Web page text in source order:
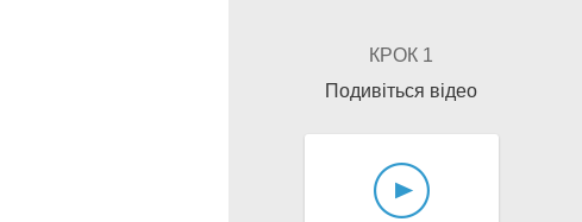
КРОК 1
Подивіться відео